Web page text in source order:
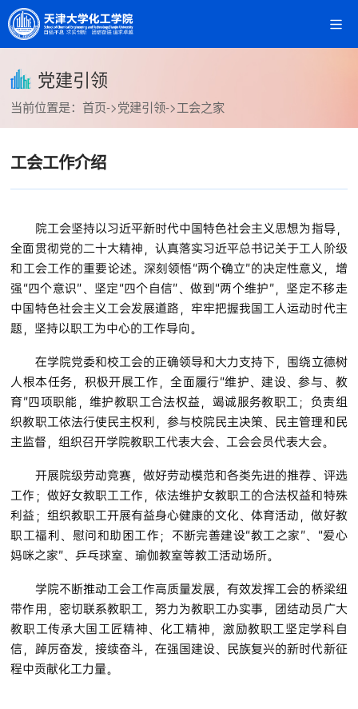
党建引领
当前位置是：首页->党建引领->工会之家
工会工作介绍
院工会坚持以习近平新时代中国特色社会主义思想为指导，
全面贯彻党的二十大精神，认真落实习近平总书记关于工人阶级
和工会工作的重要论述。深刻领悟“两个确立”的决定性意义，增
强“四个意识”、坚定“四个自信”、做到“两个维护”，坚定不移走
中国特色社会主义工会发展道路，牢牢把握我国工人运动时代主
题，坚持以职工为中心的工作导向。
在学院党委和校工会的正确领导和大力支持下，围绕立德树
人根本任务，积极开展工作，全面履行“维护、建设、参与、教
育”四项职能，维护教职工合法权益，竭诚服务教职工；负责组
织教职工依法行使民主权利，参与校院民主决策、民主管理和民
主监督，组织召开学院教职工代表大会、工会会员代表大会。
开展院级劳动竞赛，做好劳动模范和各类先进的推荐、评选
工作；做好女教职工工作，依法维护女教职工的合法权益和特殊
利益；组织教职工开展有益身心健康的文化、体育活动，做好教
职工福利、慰问和助困工作；不断完善建设“教工之家”、“爱心
妈咪之家”、乒乓球室、瑜伽教室等教工活动场所。
学院不断推动工会工作高质量发展，有效发挥工会的桥梁纽
带作用，密切联系教职工，努力为教职工办实事，团结动员广大
教职工传承大国工匠精神、化工精神，激励教职工坚定学科自
信，踔厉奋发，接续奋斗，在强国建设、民族复兴的新时代新征
程中贡献化工力量。